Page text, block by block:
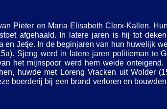
Pieter en Maria Elisabeth Clerx-Kallen.
afgehaald. In latere jaren is hij tot
en Jetje. In de beginjaren van hun huwelijk
Sjeng werd in latere jaren politieman te
het mijnspoor werd hem weide
huwde met Loreng Vracken uit Wolder
boerderij bij een brand verloren en